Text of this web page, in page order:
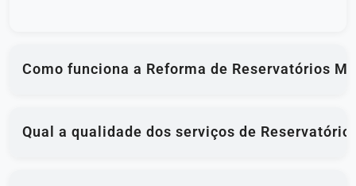
Como funciona a Reforma de Reservatórios
Qual a qualidade dos serviços de